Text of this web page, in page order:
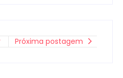
Próxima postagem